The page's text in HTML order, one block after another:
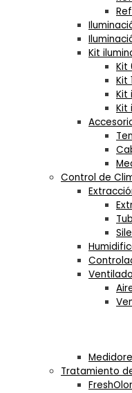
Kit
Kit
Kit
Kit
Kit
Control de
Tratamiento